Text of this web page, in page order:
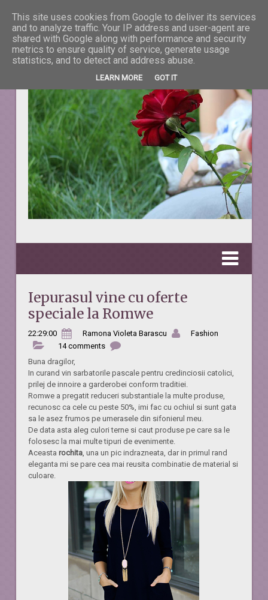
La taifas cu
DESPRE TOT CEEA CE NE ÎNFRUMUSEŢEAZĂ VIAŢA.
Iepurasul vine cu oferte
speciale la Romwe
22:29:00 Ramona Violeta Barascu
Fashion
14 comments
Buna dragilor,
In curand vin sarbatorile pascale pentru credinciosii catolici,
prilej de innoire a garderobei conform traditiei.
Romwe a pregatit reduceri substantiale la multe produse,
recunosc ca cele cu peste 50%, imi fac cu ochiul si sunt gata
sa le asez frumos pe umerasele din sifonierul meu.
De data asta aleg culori terne si caut produse pe care sa le
folosesc la mai multe tipuri de evenimente.
Aceasta rochita, una un pic indrazneata, dar in primul rand
eleganta mi se pare cea mai reusita combinatie de material si
culoare.
This site uses cookies from Google to deliver its services
and to analyze traffic. Your IP address and user-agent are
shared with Google along with performance and security
metrics to ensure quality of service, generate usage
statistics, and to detect and address abuse.
LEARN MORE GOT IT